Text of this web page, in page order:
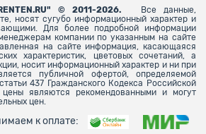
© 2011-2026.
Все данные,
носят сугубо информационный характер и
Для более подробной информации
компании по указанным на сайте
на сайте информация, касающаяся
характеристик, цветовых сочетаний, а
носит информационный характер и ни при
публичной офертой, определяемой
437 Гражданского Кодекса Российской
являются рекомендованными и могут
цен.
к оплате: